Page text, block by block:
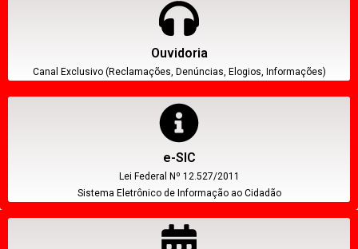
Ouvidoria
Canal Exclusivo (Reclamações, Denúncias, Elogios, Informações)
e-SIC
Lei Federal Nº 12.527/2011
Sistema Eletrônico de Informação ao Cidadão